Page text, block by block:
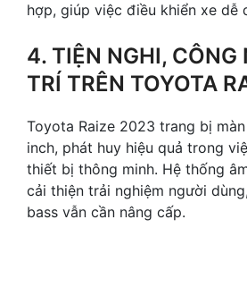
hợp, giúp việc điều khiển xe dễ
4. TIỆN NGHI, CÔNG
TRÍ TRÊN TOYOTA
Toyota Raize 2023 trang bị
inch, phát huy hiệu quả trong
thiết bị thông minh. Hệ thống
cải thiện trải nghiệm người
bass vẫn cần nâng cấp.